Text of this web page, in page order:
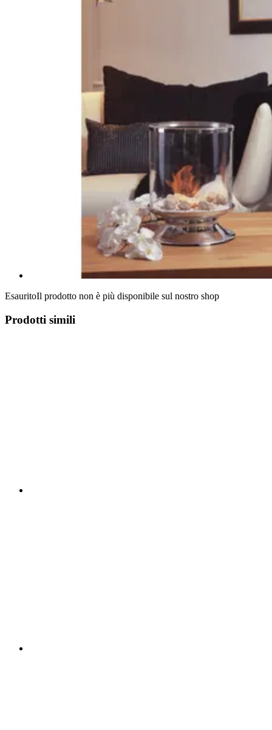
EsauritoIl prodotto non è più disponibile sul nostro shop
Prodotti simili